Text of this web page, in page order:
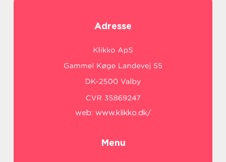
Adresse
web: www.klikko.dk/
Menu